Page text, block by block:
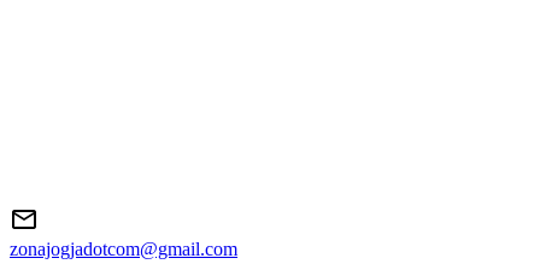
zonajogjadotcom@gmail.com